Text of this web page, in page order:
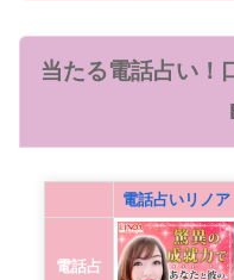
当たる電話占い！
電話占いリノア
電話占